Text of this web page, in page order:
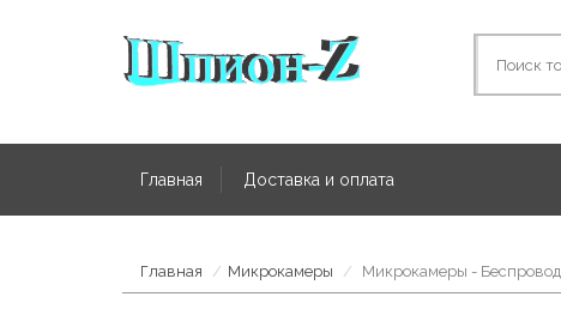
Главная Доставка и оплата
Главная Микрокамеры Микрокамеры -